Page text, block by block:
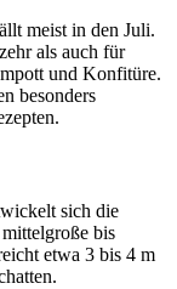
meist in den Juli.
als auch für
und Konfitüre.
besonders
sich die
bis
etwa 3 bis 4 m